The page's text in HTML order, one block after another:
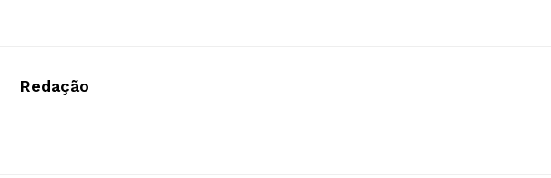
Redação